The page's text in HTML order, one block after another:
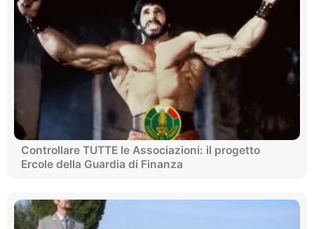
Controllare TUTTE le Associazioni: il progetto
Ercole della Guardia di Finanza